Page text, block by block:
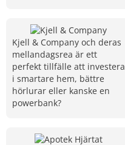
Kjell & Company och deras
mellandagsrea är ett
perfekt tillfälle att investera
i smartare hem, bättre
hörlurar eller kanske en
powerbank?